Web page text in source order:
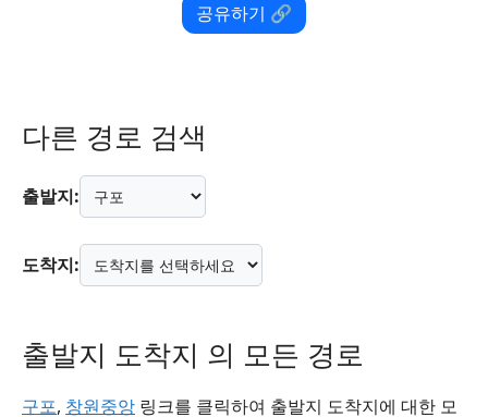
공유하기 🔗
다른 경로 검색
출발지:
도착지:
출발지 도착지 의 모든 경로
구포, 창원중앙 링크를 클릭하여 출발지 도착지에 대한 모